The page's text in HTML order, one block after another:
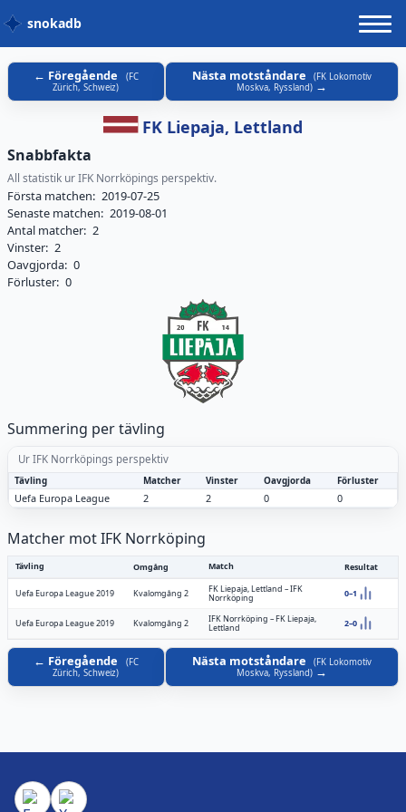
snokadb
Föregående (FC
Zürich, Schweiz)
Nästa motståndare (FK Lokomotiv
Moskva, Ryssland)
FK Liepaja, Lettland
Snabbfakta
All statistik ur IFK Norrköpings perspektiv.
Första matchen: 2019-07-25
Senaste matchen: 2019-08-01
Antal matcher: 2
Vinster: 2
Oavgjorda: 0
Förluster: 0
Summering per tävling
Ur IFK Norrköpings perspektiv
Tävling Matcher Vinster Oavgjorda Förluster
Uefa Europa League 2 2 0 0
Matcher mot IFK Norrköping
Tävling Omgång Match Resultat
Uefa Europa League 2019 Kvalomgång 2 FK Liepaja, Lettland –IFK
Norrköping 0–1
Uefa Europa League 2019 Kvalomgång 2 IFK Norrköping –FK Liepaja,
Lettland 2–0
Föregående (FC
Zürich, Schweiz)
Nästa motståndare (FK Lokomotiv
Moskva, Ryssland)